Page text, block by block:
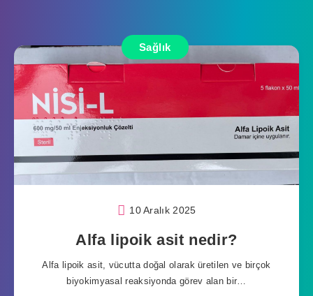
Sağlık
10 Aralık 2025
Alfa lipoik asit nedir?
Alfa lipoik asit, vücutta doğal olarak üretilen ve birçok
biyokimyasal reaksiyonda görev alan bir…